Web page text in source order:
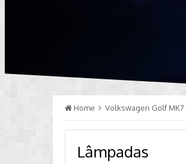
Home Volkswagen Golf MK7
Lâmpadas